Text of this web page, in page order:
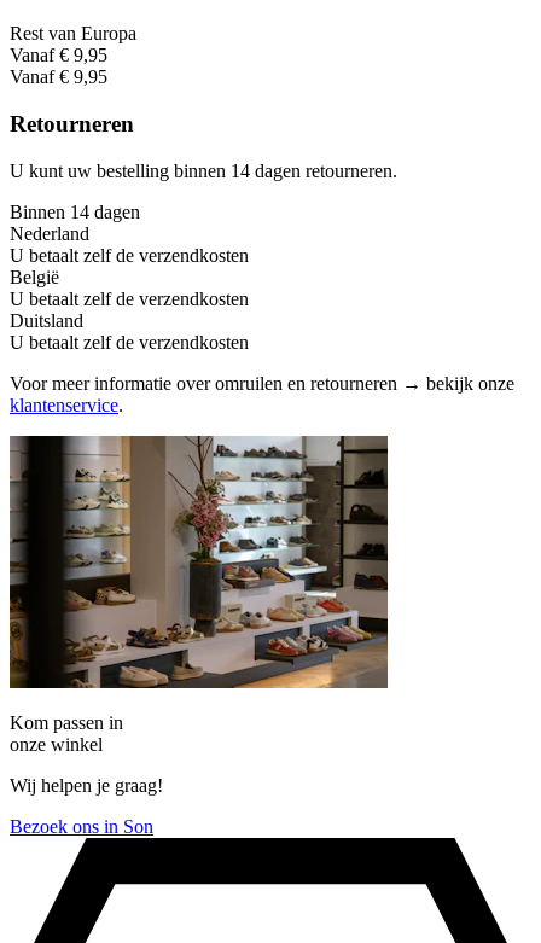
Rest van Europa
Vanaf € 9,95
Vanaf € 9,95
Retourneren
U kunt uw bestelling binnen 14 dagen retourneren.
Binnen 14 dagen
Nederland
U betaalt zelf de verzendkosten
België
U betaalt zelf de verzendkosten
Duitsland
U betaalt zelf de verzendkosten
Voor meer informatie over omruilen en retourneren → bekijk onze
klantenservice.
Kom passen in
onze winkel
Wij helpen je graag!
Bezoek ons in Son